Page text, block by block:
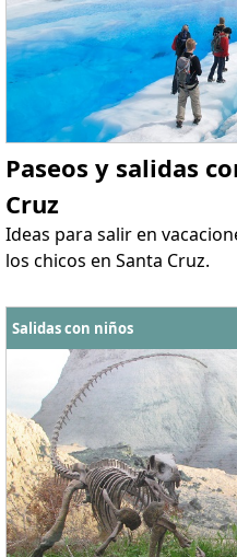
Paseos y salidas
Cruz
Ideas para salir en
los chicos en Santa Cruz.
Salidas con niños